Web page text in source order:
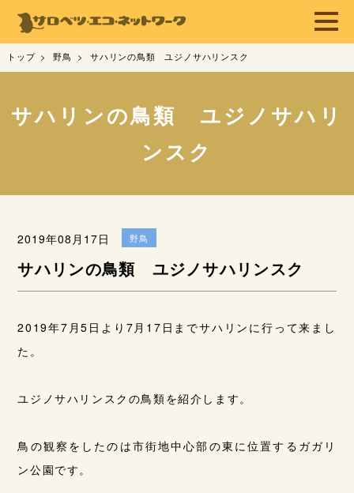
トップ 野鳥 サハリンの鳥類 ユジノサハリンスク
サハリンの鳥類 ユジノサハリ
ンスク
2019年08月17日 野鳥
サハリンの鳥類 ユジノサハリンスク
2019年7月5日より7月17日までサハリンに行って来まし
た。
ユジノサハリンスクの鳥類を紹介します。
鳥の観察をしたのは市街地中心部の東に位置するガガリ
ン公園です。